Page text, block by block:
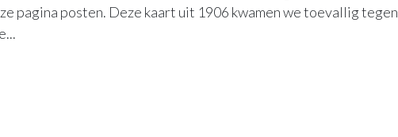
pagina posten. Deze kaart uit 1906 kwamen we toevallig tegen